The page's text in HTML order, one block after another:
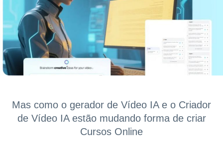
Mas como o gerador de Vídeo IA e o Criador
de Vídeo IA estão mudando forma de criar
Cursos Online